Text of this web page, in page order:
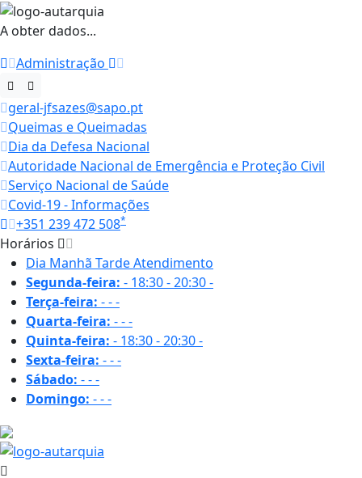
A obter dados...
Administração
geral-jfsazes@sapo.pt
Queimas e Queimadas
Dia da Defesa Nacional
Autoridade Nacional de Emergência e Proteção Civil
Serviço Nacional de Saúde
Covid-19 - Informações
+351 239 472 508*
Horários
Dia Manhã TardeAtendimento
Segunda-feira: - 18:30 - 20:30-
Terça-feira: ---
Quarta-feira: ---
Quinta-feira: - 18:30 - 20:30-
Sexta-feira: ---
Sábado: ---
Domingo: ---